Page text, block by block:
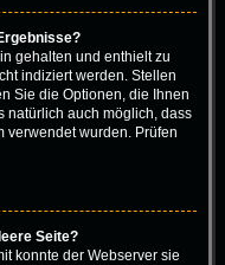
gehalten und enthielt zu
indiziert werden. Stellen
Sie die Optionen, die Ihnen
natürlich auch möglich, dass
verwendet wurden. Prüfen
Seite?
konnte der Webserver sie